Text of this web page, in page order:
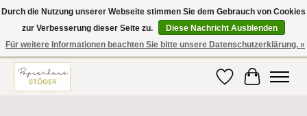
Hier finden Sie hochwertige Produkte im Bereich Schule, Büro, Papier,
Schreiben und vieles mehr! Erhalten Sie Ihre Bestellung bequem nach
Hause oder ins Büro geliefert!
Wunschzettel
Ihr
Durch die Nutzung unserer Webseite stimmen Sie dem Gebrauch von Cookies
zur Verbesserung dieser Seite zu.
Diese Nachricht Ausblenden
Für weitere Informationen beachten Sie bitte unsere Datenschutzerklärung. »